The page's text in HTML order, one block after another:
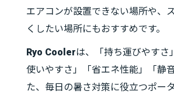
エアコンが設置できない場所や、
くしたい場所にもおすすめです。
Ryo Coolerは、「持ち運びやすさ
使いやすさ」「省エネ性能」「静
た、毎日の暑さ対策に役立つポー